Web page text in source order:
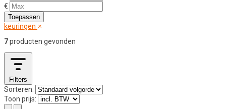
€
Toepassen
keuringen
7producten gevonden
Filters
Sorteren:
Toon prijs: